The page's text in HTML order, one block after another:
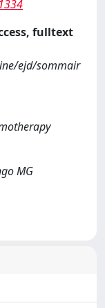
fulltext
ejd/sommair
MG